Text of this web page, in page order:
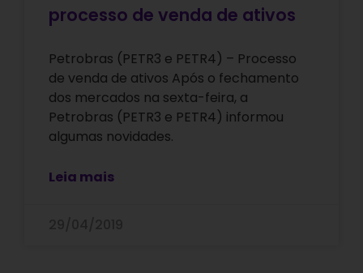
processo de venda de ativos
Petrobras (PETR3 e PETR4) – Processo
de venda de ativos Após o fechamento
dos mercados na sexta-feira, a
Petrobras (PETR3 e PETR4) informou
algumas novidades.
Leia mais